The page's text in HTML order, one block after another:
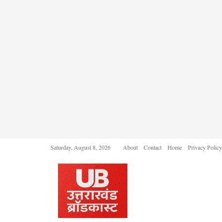
Saturday, August 8, 2026 About Contact Home Privacy Policy